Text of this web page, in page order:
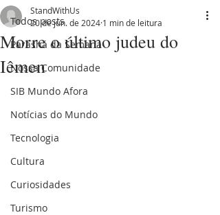
Todos posts
Parashá da Semana
Nossa Comunidade
SIB Mundo Afora
Notícias do Mundo
Tecnologia
Cultura
Curiosidades
Turismo
Morre o último judeu do
Iêmen
StandWithUs
20 de jun. de 2024 1 min de leitura